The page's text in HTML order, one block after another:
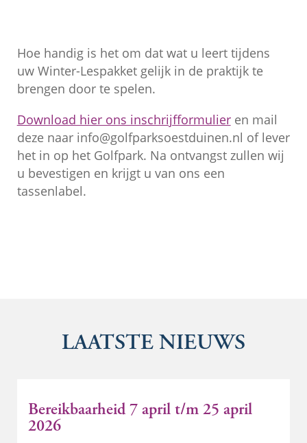
Hoe handig is het om dat wat u leert tijdens
uw Winter-Lespakket gelijk in de praktijk te
brengen door te spelen.
Download hier ons inschrijfformulieren mail
deze naar info@golfparksoestduinen.nl of lever
het in op het Golfpark. Na ontvangst zullen wij
u bevestigen en krijgt u van ons een
tassenlabel.
LAATSTE NIEUWS
Bereikbaarheid 7 april t/m 25 april
2026